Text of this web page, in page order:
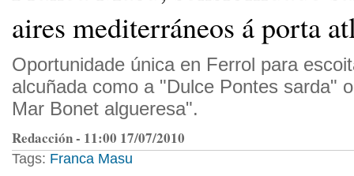
aires mediterráneos á porta
Oportunidade única en Ferrol para
alcuñada como a "Dulce Pontes sarda"
Mar Bonet algueresa".
Redacción - 11:00 17/07/2010
Tags: Franca Masu